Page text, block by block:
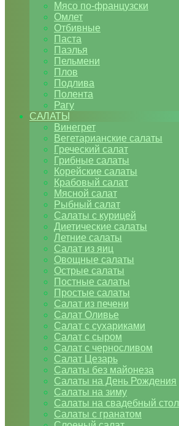
Мясо по-французски
Омлет
Отбивные
Паста
Паэлья
Пельмени
Плов
Подлива
Полента
Рагу
САЛАТЫ
Винегрет
Вегетарианские салаты
Греческий салат
Грибные салаты
Корейские салаты
Крабовый салат
Мясной салат
Рыбный салат
Салаты с курицей
Диетические салаты
Летние салаты
Салат из яиц
Овощные салаты
Острые салаты
Постные салаты
Простые салаты
Салат из печени
Салат Оливье
Салат с сухариками
Салат с сыром
Салат с черносливом
Салат Цезарь
Салаты без майонеза
Салаты на День Рождения
Салаты на зиму
Салаты на свадебный стол
Салаты с гранатом